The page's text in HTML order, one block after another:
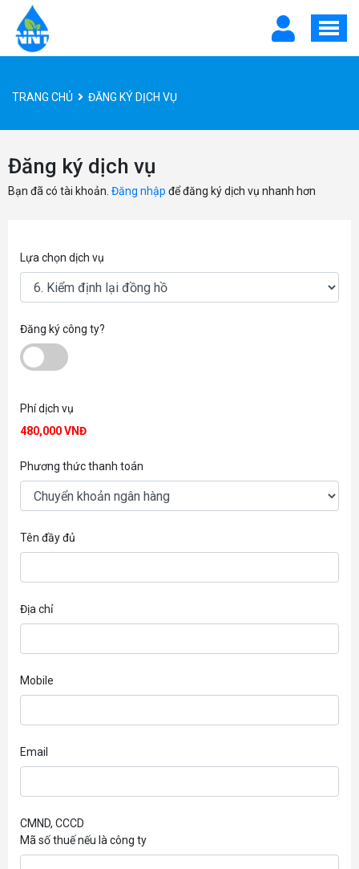
TRANG CHỦ ĐĂNG KÝ DỊCH VỤ
Đăng ký dịch vụ
Bạn đã có tài khoản. Đăng nhập để đăng ký dịch vụ nhanh hơn
Lựa chọn dịch vụ
Đăng ký công ty?
Phí dịch vụ
480,000 VNĐ
Phương thức thanh toán
Tên đầy đủ
Địa chỉ
Mobile
Email
CMND, CCCD
Mã số thuế nếu là công ty